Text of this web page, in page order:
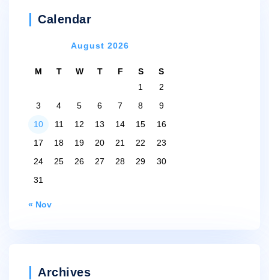
Calendar
August 2026
M T W T F S
S
1
2
3
4 5 6 7 8
9
10
11 12 13 14 15
16
17
18 19 20 21 22
23
24
25 26 27 28 29
30
31
« Nov
Archives